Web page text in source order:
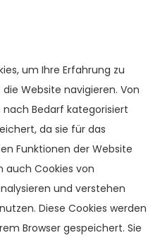
um Ihre Erfahrung zu
Website navigieren. Von
nach Bedarf kategorisiert
da sie für das
Funktionen der Website
auch Cookies von
und verstehen
Diese Cookies werden
Browser gespeichert. Sie